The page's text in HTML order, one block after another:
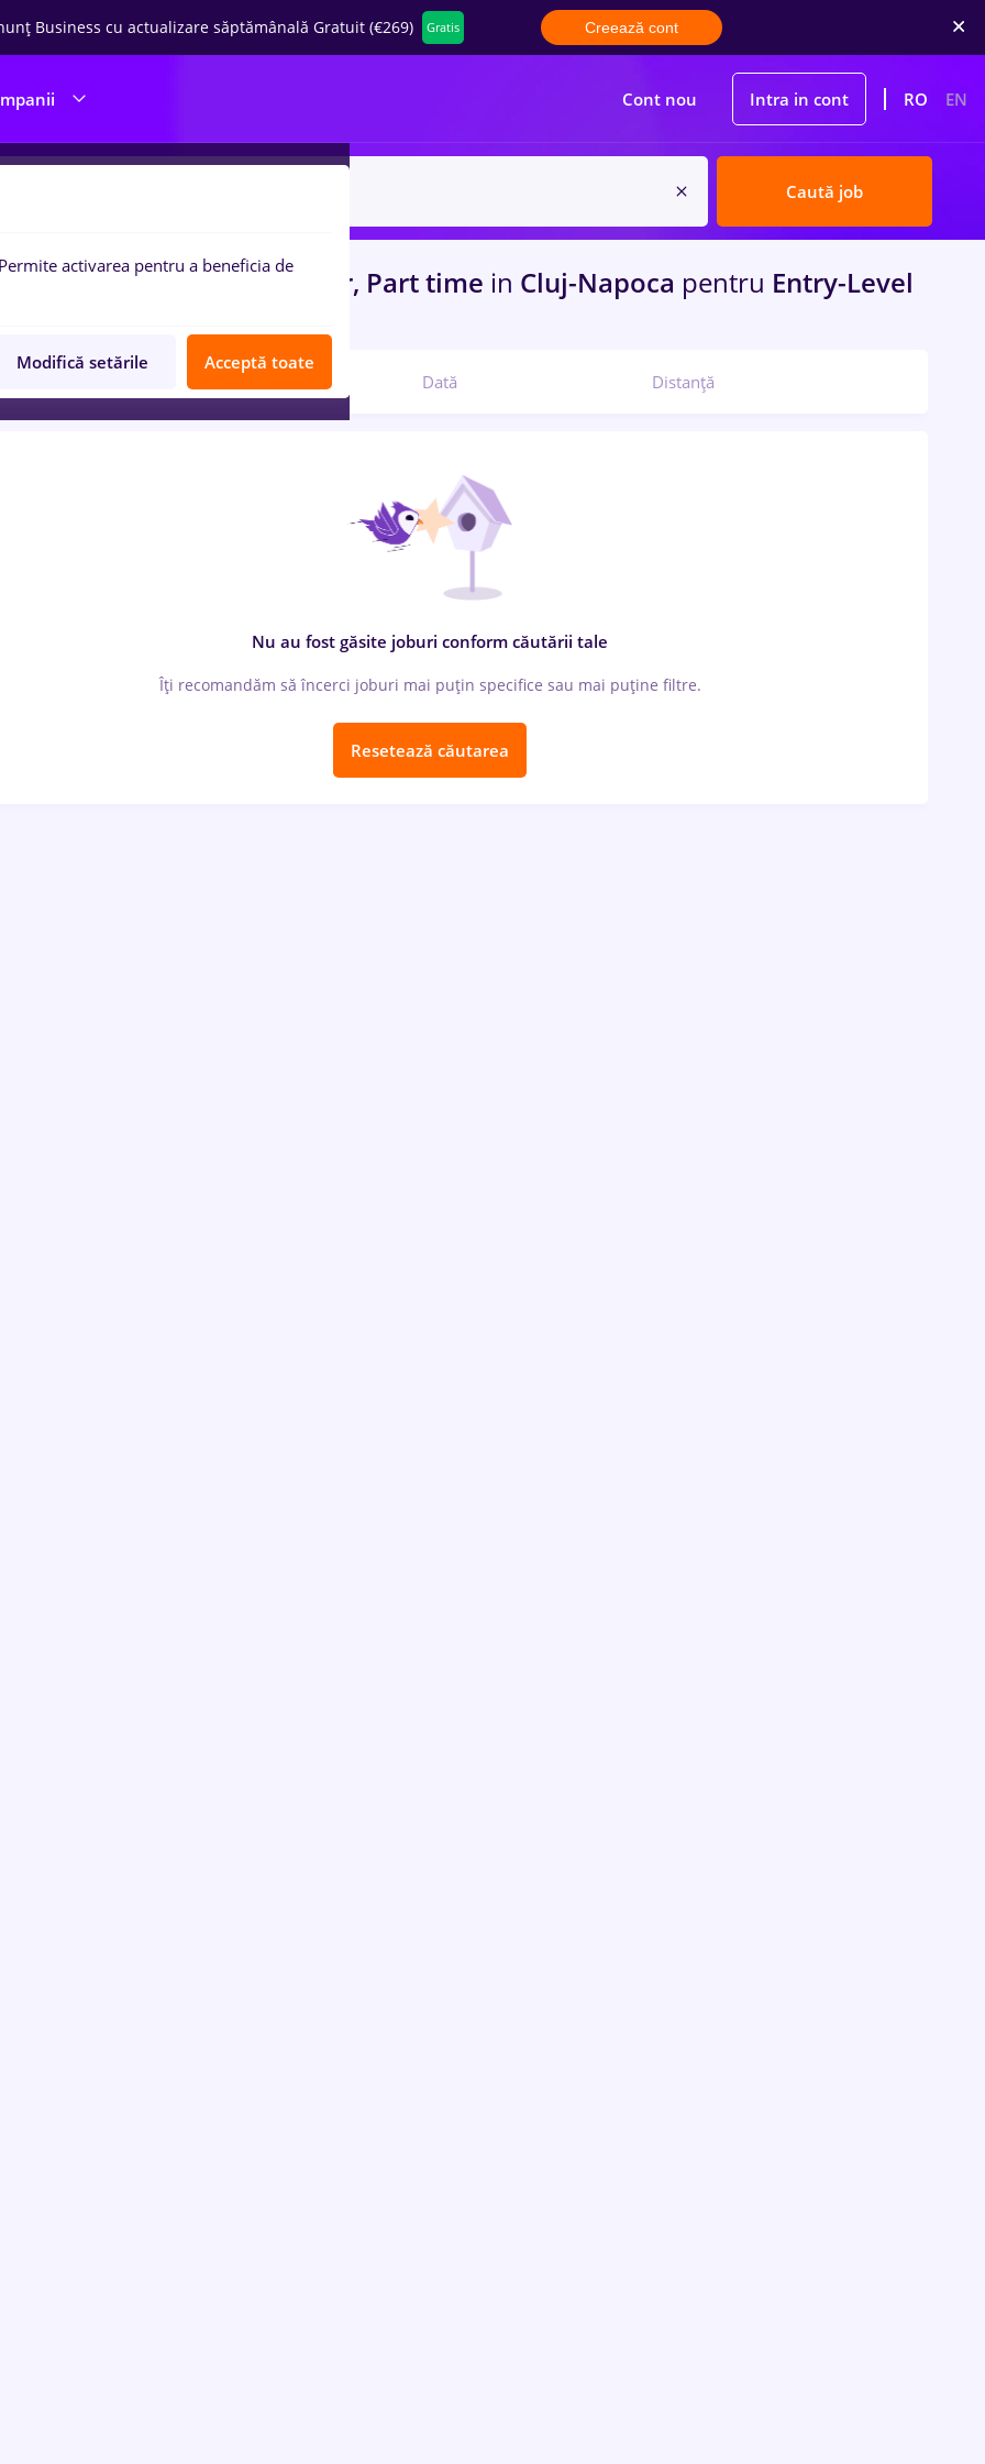
Business cu actualizare săptămânală Gratuit (€269) Gratis Creează cont
Cont nou Intra in cont RO EN
Caută job
de muncacu salarii pizzer, Part time in Cluj-Napoca pentru Entry-Level
Relevanță Dată Distanță
Nu au fost găsite joburi conform căutării tale
Îți recomandăm să încerci joburi mai puțin specifice sau mai puține filtre.
Resetează căutarea
Permite activarea pentru a beneficia de
Modifică setările Acceptă toate